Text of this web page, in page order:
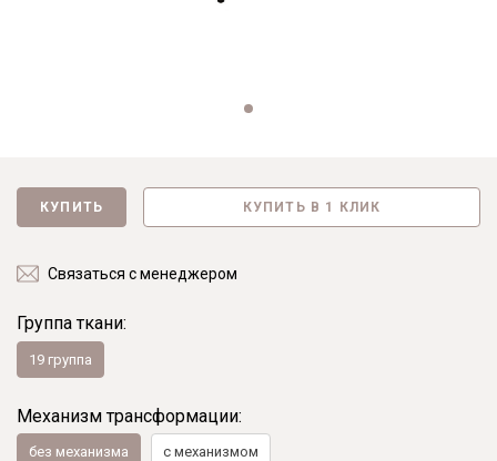
КУПИТЬ КУПИТЬ В 1 КЛИК
Связаться с менеджером
Группа ткани:
19 группа
Механизм трансформации:
без механизма с механизмом